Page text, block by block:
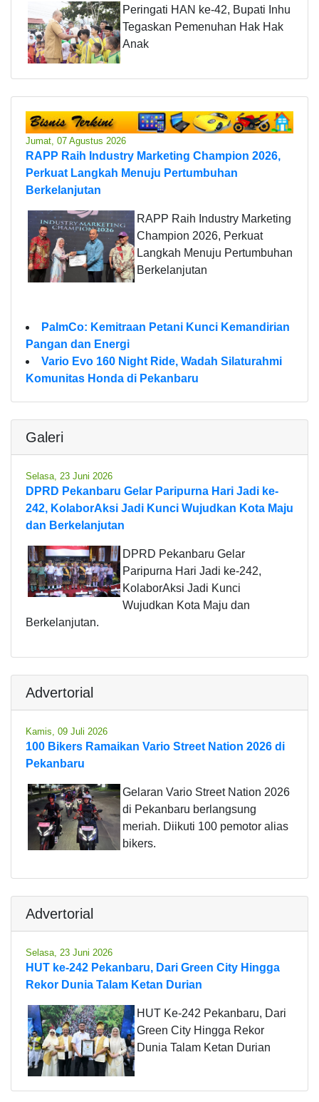
Peringati HAN ke-42, Bupati Inhu
Tegaskan Pemenuhan Hak Hak
Anak
Jumat, 07 Agustus 2026
RAPP Raih Industry Marketing Champion 2026,
Perkuat Langkah Menuju Pertumbuhan
Berkelanjutan
RAPP Raih Industry Marketing
Champion 2026, Perkuat
Langkah Menuju Pertumbuhan
Berkelanjutan
PalmCo: Kemitraan Petani Kunci Kemandirian
Pangan dan Energi
Vario Evo 160 Night Ride, Wadah Silaturahmi
Komunitas Honda di Pekanbaru
Galeri
Selasa, 23 Juni 2026
DPRD Pekanbaru Gelar Paripurna Hari Jadi ke-
242, KolaborAksi Jadi Kunci Wujudkan Kota Maju
dan Berkelanjutan
DPRD Pekanbaru Gelar
Paripurna Hari Jadi ke-242,
KolaborAksi Jadi Kunci
Wujudkan Kota Maju dan
Berkelanjutan.
Advertorial
Kamis, 09 Juli 2026
100 Bikers Ramaikan Vario Street Nation 2026 di
Pekanbaru
Gelaran Vario Street Nation 2026
di Pekanbaru berlangsung
meriah. Diikuti 100 pemotor alias
bikers.
Advertorial
Selasa, 23 Juni 2026
HUT ke-242 Pekanbaru, Dari Green City Hingga
Rekor Dunia Talam Ketan Durian
HUT Ke-242 Pekanbaru, Dari
Green City Hingga Rekor
Dunia Talam Ketan Durian